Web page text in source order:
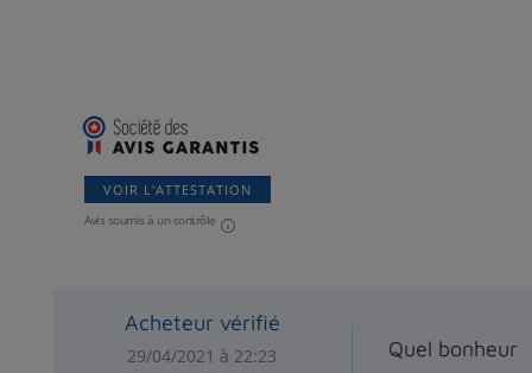
VOIR L'ATTESTATION
Avis soumis à un contrôle
Acheteur vérifié
29/04/2021 à 22:23 Quel bonheur